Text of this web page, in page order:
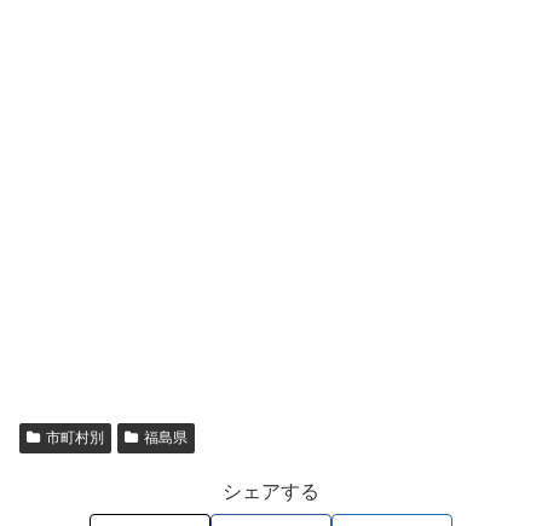
市町村別 福島県
シェアする